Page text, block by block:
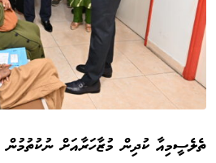
ތެލެސީމިއާ ކުދިން މުޒާހަރާއަށް